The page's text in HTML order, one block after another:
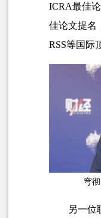
ICRA最佳
佳论文提名
RSS等国际
穹
另一位